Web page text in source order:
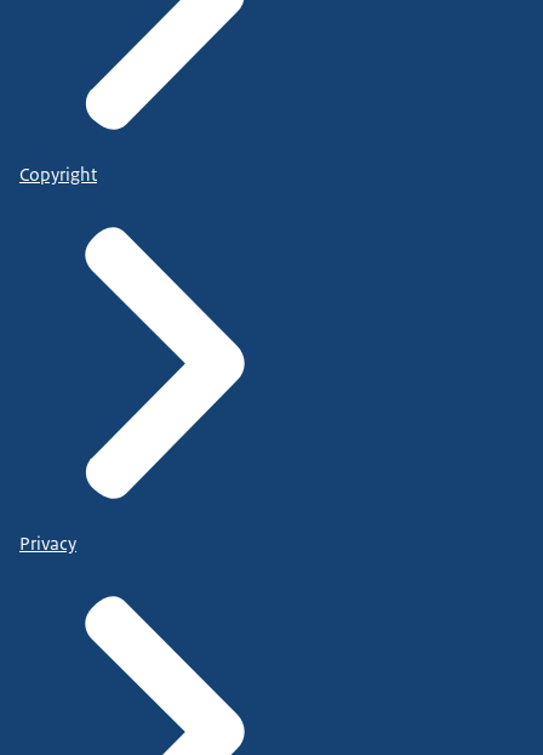
Copyright
Privacy